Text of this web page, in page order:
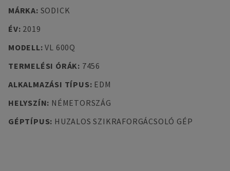
MÁRKA: SODICK
ÉV: 2019
MODELL:VL 600Q
TERMELÉSI ÓRÁK: 7456
ALKALMAZÁSI TÍPUS: EDM
HELYSZÍN: NÉMETORSZÁG
GÉPTÍPUS: HUZALOS SZIKRAFORGÁCSOLÓ GÉP